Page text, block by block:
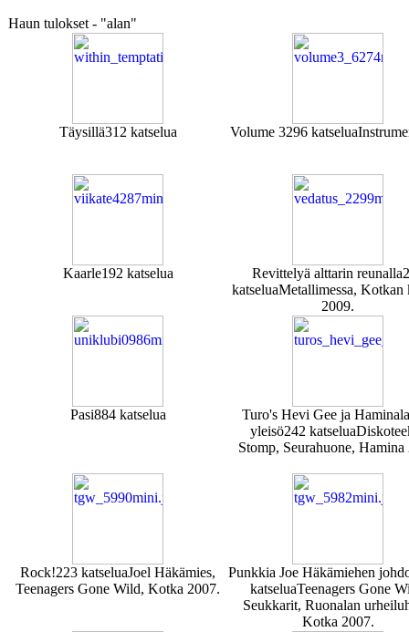
Haun tulokset - "alan"
Täysillä312 katselua Volume 3296 katselua
Kaarle192 katselua Revittelyä alttarin reunalla
katseluaMetallimessa, Kotkan
2009.
Pasi884 katselua
Turo's Hevi Gee ja
yleisö242 katselua
Stomp, Seurahuone, Hamina
Rock!223 katseluaJoel Häkämies,
Teenagers Gone Wild, Kotka 2007.
Punkkia Joe Häkämiehen
katseluaTeenagers Gone
Seukkarit, Ruonalan
Kotka 2007.